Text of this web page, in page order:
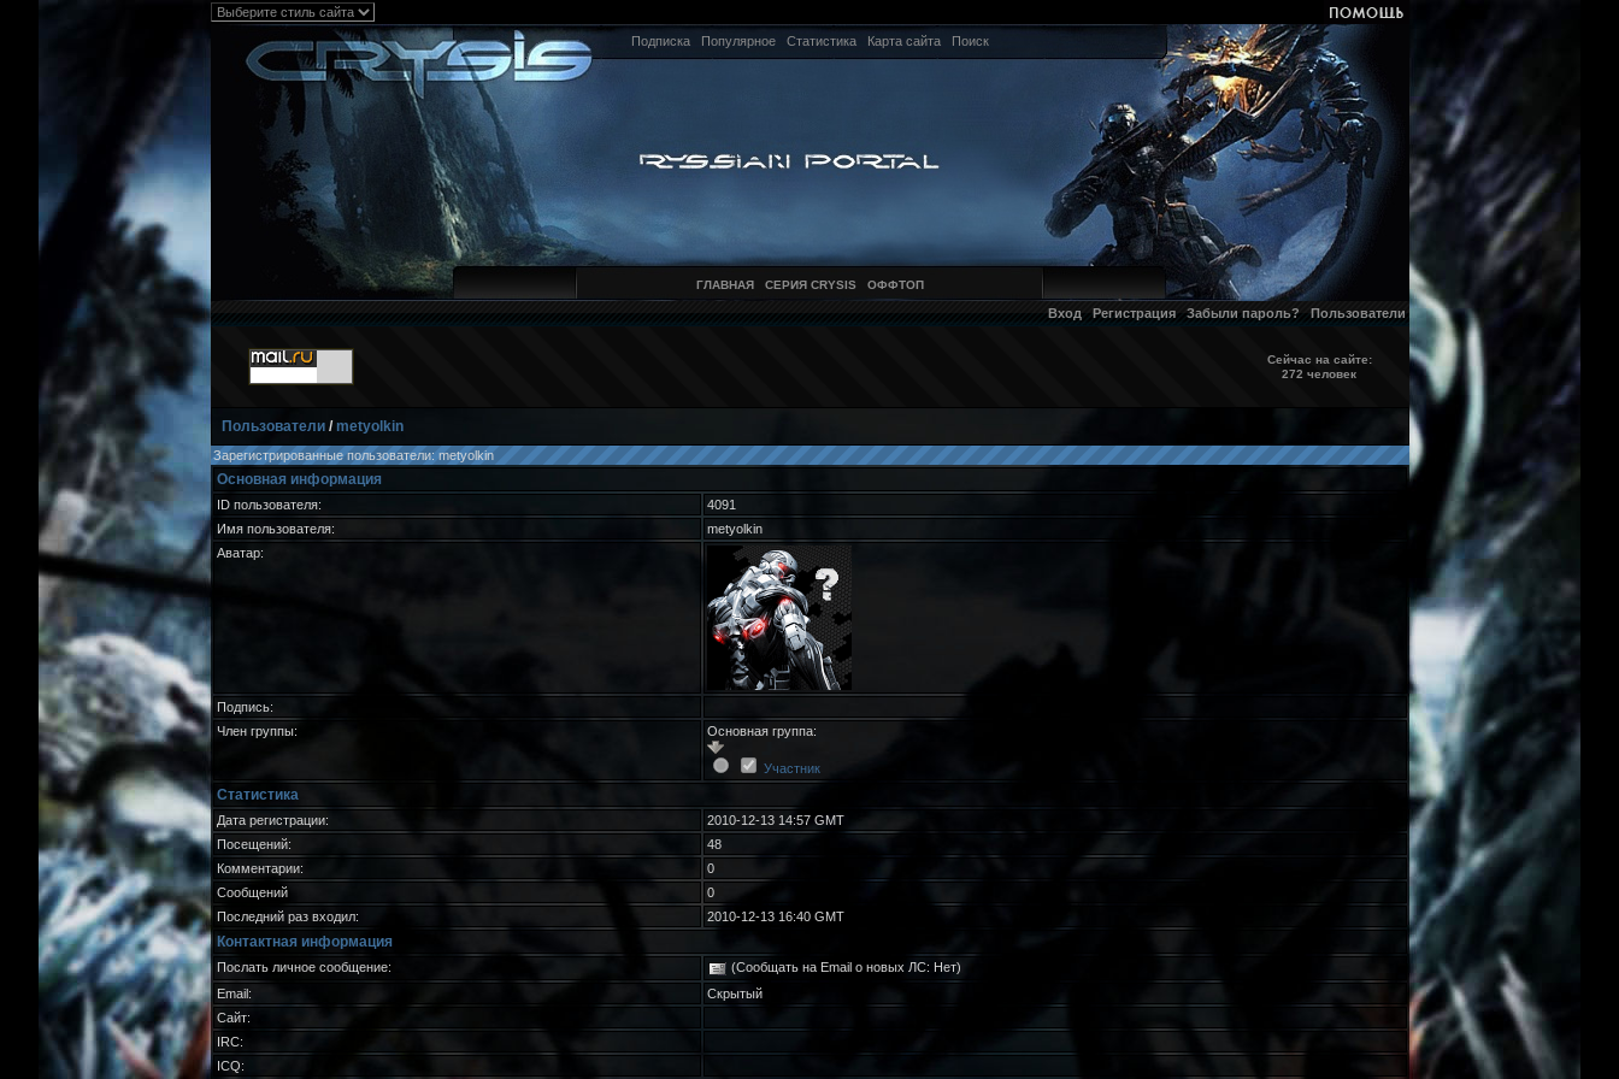
Подписка Популярное Статистика Карта сайта Поиск
ГЛАВНАЯ СЕРИЯ CRYSIS ОФФТОП
Вход Регистрация Забыли пароль? Пользователи
Сейчас на сайте:
272 человек
Пользователи/metyolkin
Зарегистрированные пользователи: metyolkin
Основная информация
ID пользователя:
4091
Имя пользователя:
metyolkin
Аватар:
Подпись:
Член группы:
Основная группа:
Участник
Статистика
Дата регистрации:
2010-12-13 14:57 GMT
Посещений:
48
Комментарии:
0
Сообщений
0
Последний раз входил:
2010-12-13 16:40 GMT
Контактная информация
Послать личное сообщение:
(Сообщать на Email о новых ЛС: Нет)
Email:
Скрытый
Сайт:
IRC:
ICQ: